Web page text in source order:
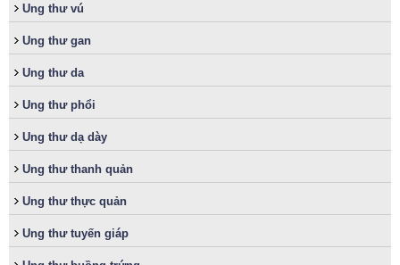
Ung thư vú
Ung thư gan
Ung thư da
Ung thư phổi
Ung thư dạ dày
Ung thư thanh quản
Ung thư thực quản
Ung thư tuyến giáp